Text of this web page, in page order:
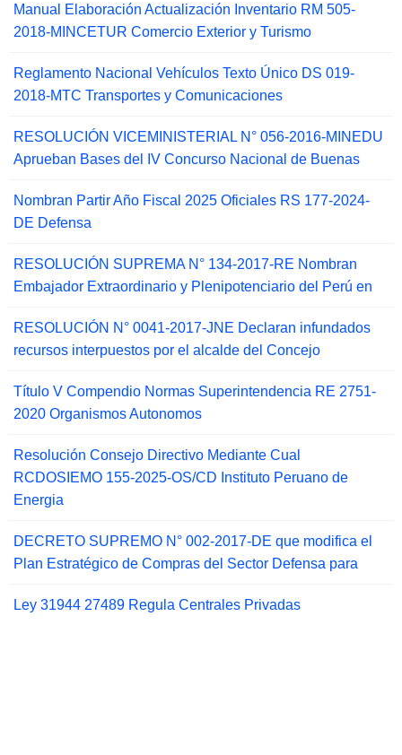
Manual Elaboración Actualización Inventario RM 505-
2018-MINCETUR Comercio Exterior y Turismo
Reglamento Nacional Vehículos Texto Único DS 019-
2018-MTC Transportes y Comunicaciones
RESOLUCIÓN VICEMINISTERIAL N° 056-2016-MINEDU
Aprueban Bases del IV Concurso Nacional de Buenas
Nombran Partir Año Fiscal 2025 Oficiales RS 177-2024-
DE Defensa
RESOLUCIÓN SUPREMA N° 134-2017-RE Nombran
Embajador Extraordinario y Plenipotenciario del Perú en
RESOLUCIÓN N° 0041-2017-JNE Declaran infundados
recursos interpuestos por el alcalde del Concejo
Título V Compendio Normas Superintendencia RE 2751-
2020 Organismos Autonomos
Resolución Consejo Directivo Mediante Cual
RCDOSIEMO 155-2025-OS/CD Instituto Peruano de
Energia
DECRETO SUPREMO N° 002-2017-DE que modifica el
Plan Estratégico de Compras del Sector Defensa para
Ley 31944 27489 Regula Centrales Privadas